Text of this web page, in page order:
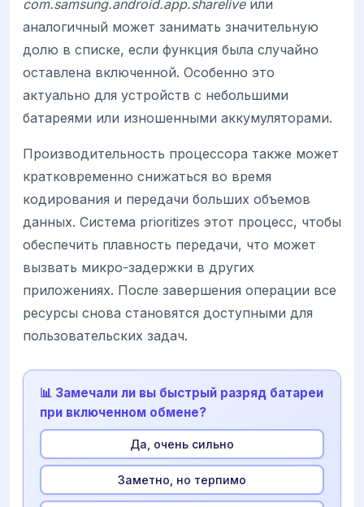
com.samsung.android.app.shareliveили
аналогичный может занимать значительную
долю в списке, если функция была случайно
оставлена включенной. Особенно это
актуально для устройств с небольшими
батареями или изношенными аккумуляторами.
Производительность процессора также может
кратковременно снижаться во время
кодирования и передачи больших объемов
данных. Система prioritizes этот процесс, чтобы
обеспечить плавность передачи, что может
вызвать микро-задержки в других
приложениях. После завершения операции все
ресурсы снова становятся доступными для
пользовательских задач.
📊 Замечали ли вы быстрый разряд батареи
при включенном обмене?
Да, очень сильно
Заметно, но терпимо